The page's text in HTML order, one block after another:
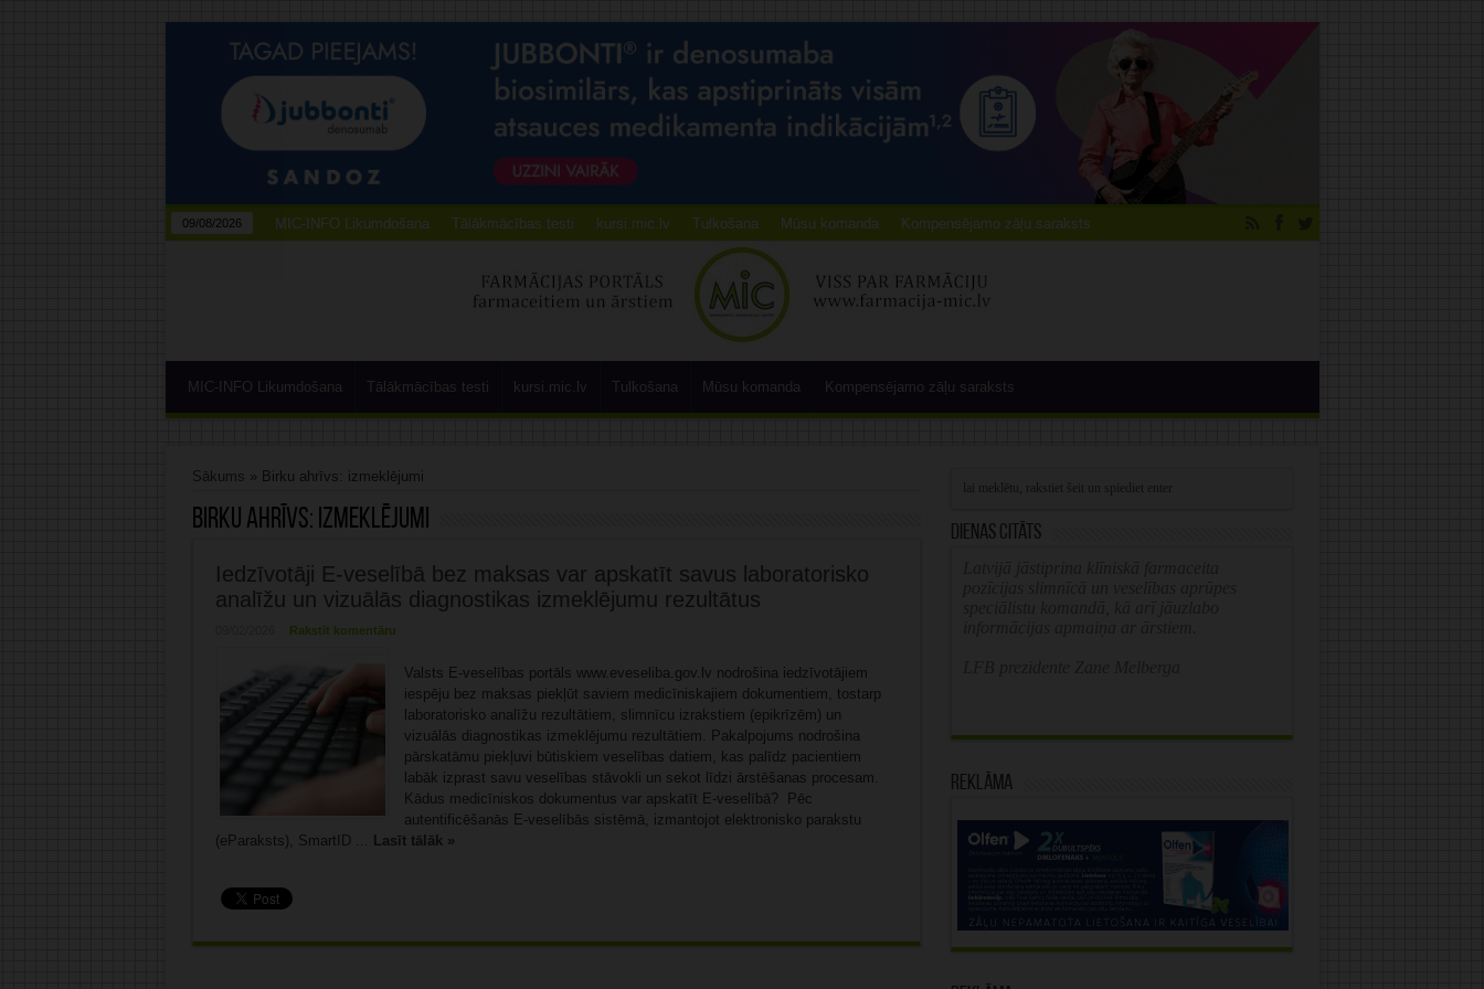
09/08/2026 MIC-INFO Likumdošana Tālākmācības testi kursi.mic.lv Tulkošana Mūsu komanda Kompensējamo zāļu saraksts
MIC-INFO Likumdošana Tālākmācības testi kursi.mic.lv Tulkošana Mūsu komanda Kompensējamo zāļu saraksts
Sākums » Birku ahrīvs: izmeklējumi
Birku ahrīvs: izmeklējumi
Iedzīvotāji E-veselībā bez maksas var apskatīt savus laboratorisko
analīžu un vizuālās diagnostikas izmeklējumu rezultātus
Rakstīt komentāru
Valsts E-veselības portāls www.eveseliba.gov.lv nodrošina iedzīvotājiem
iespēju bez maksas piekļūt saviem medicīniskajiem dokumentiem, tostarp
laboratorisko analīžu rezultātiem, slimnīcu izrakstiem (epikrīzēm) un
vizuālās diagnostikas izmeklējumu rezultātiem. Pakalpojums nodrošina
pārskatāmu piekļuvi būtiskiem veselības datiem, kas palīdz pacientiem
labāk izprast savu veselības stāvokli un sekot līdzi ārstēšanas procesam.
Kādus medicīniskos dokumentus var apskatīt E-veselībā? Pēc
autentificēšanās E-veselībās sistēmā, izmantojot elektronisko parakstu
(eParaksts), SmartID ... Lasīt tālāk »
Dienas citāts
Reklāma